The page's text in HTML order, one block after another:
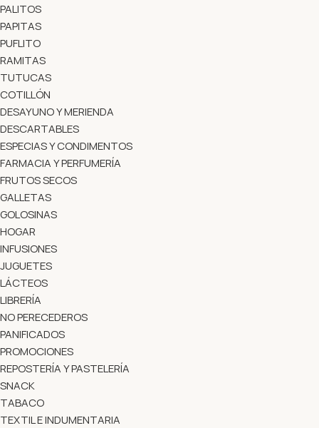
PALITOS
PAPITAS
PUFLITO
RAMITAS
TUTUCAS
COTILLÓN
DESAYUNO Y MERIENDA
DESCARTABLES
ESPECIAS Y CONDIMENTOS
FARMACIA Y PERFUMERÍA
FRUTOS SECOS
GALLETAS
GOLOSINAS
HOGAR
INFUSIONES
JUGUETES
LÁCTEOS
LIBRERÍA
NO PERECEDEROS
PANIFICADOS
PROMOCIONES
REPOSTERÍA Y PASTELERÍA
SNACK
TABACO
TEXTIL E INDUMENTARIA